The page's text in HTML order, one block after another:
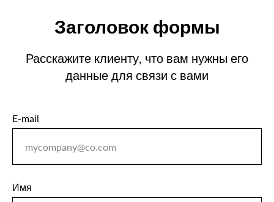
Заголовок формы
Расскажите клиенту, что вам нужны его
данные для связи с вами
E-mail
Имя